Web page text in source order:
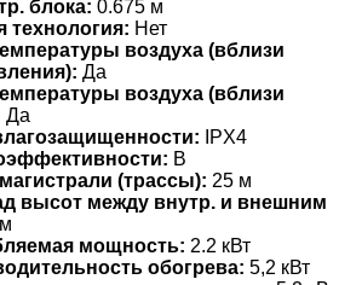
блока: 0.675 м
технология: Нет
воздуха (вблизи
Да
воздуха (вблизи
Да
IPX4
B
(трассы): 25 м
высот между внутр. и внешним
мощность: 2.2 кВт
обогрева: 5,2 кВт